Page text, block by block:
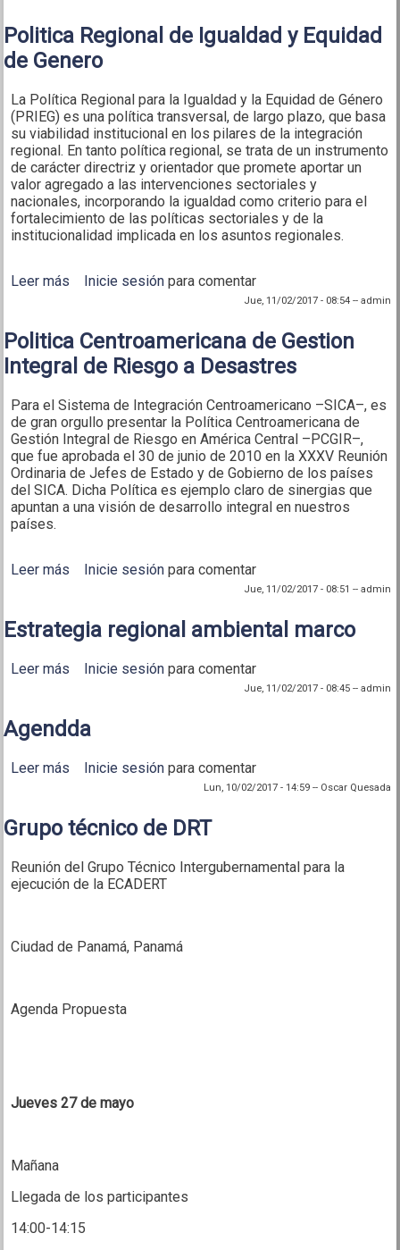
Politica Regional de Igualdad y Equidad
de Genero
La Política Regional para la Igualdad y la Equidad de Género
(PRIEG) es una política transversal, de largo plazo, que basa
su viabilidad institucional en los pilares de la integración
regional. En tanto política regional, se trata de un instrumento
de carácter directriz y orientador que promete aportar un
valor agregado a las intervenciones sectoriales y
nacionales, incorporando la igualdad como criterio para el
fortalecimiento de las políticas sectoriales y de la
institucionalidad implicada en los asuntos regionales.
Leer más sobre Politica Regional de Igualdad y Equidad de
Inicie sesión para comentar
Jue, 11/02/2017 - 08:54-- admin
Politica Centroamericana de Gestion
Integral de Riesgo a Desastres
Para el Sistema de Integración Centroamericano –SICA–, es
de gran orgullo presentar la Política Centroamericana de
Gestión Integral de Riesgo en América Central –PCGIR–,
que fue aprobada el 30 de junio de 2010 en la XXXV Reunión
Ordinaria de Jefes de Estado y de Gobierno de los países
del SICA. Dicha Política es ejemplo claro de sinergias que
apuntan a una visión de desarrollo integral en nuestros
países.
Leer más sobre Politica Centroamericana de Gestion Integral
Inicie sesión para comentar
Jue, 11/02/2017 - 08:51 -- admin
Estrategia regional ambiental marco
Leer más sobre Estrategia regional ambiental marco
Inicie sesión para comentar
Jue, 11/02/2017 - 08:45-- admin
Agendda
Leer más sobre Agendda
Inicie sesión para comentar
Lun, 10/02/2017 - 14:59-- Oscar Quesada
Grupo técnico de DRT
Reunión del Grupo Técnico Intergubernamental para la
ejecución de la ECADERT
Ciudad de Panamá, Panamá
Agenda Propuesta
Jueves 27 de mayo
Mañana
Llegada de los participantes
14:00-14:15